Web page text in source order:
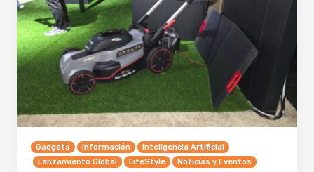
Gadgets Información
Inteligencia Artificial
Lanzamiento Global
LifeStyle Noticias y Eventos